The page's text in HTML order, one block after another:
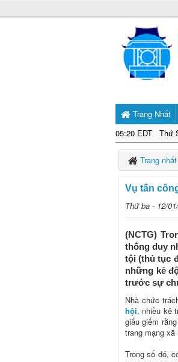
Trang Nhất
05:20 EDT Thứ
Trang nhất
Vụ tấn
Thứ ba - 12/
(NCTG)
thống duy
tội (thủ tục
những kẻ
trước sự
Nhà chức
hội, nhiều kẻ
giấu giếm
trang mạng
Trong số đó,